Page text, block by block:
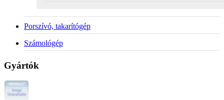
Porszívó, takarítógép
Számológép
Gyártók